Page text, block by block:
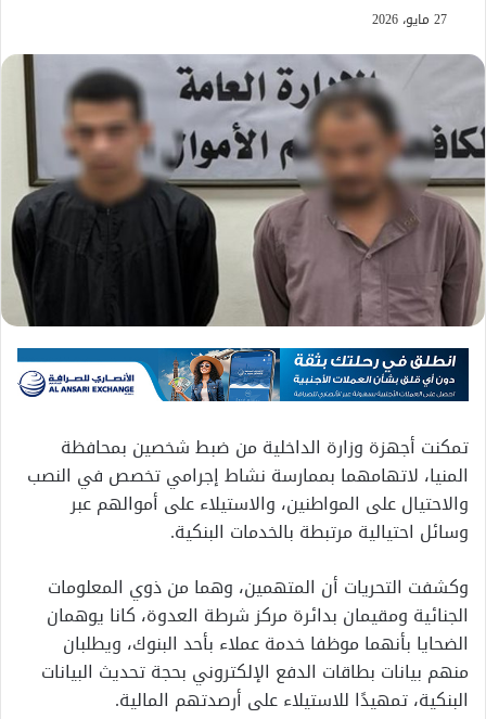
27 مايو، 2026
تمكنت أجهزة وزارة الداخلية من ضبط شخصين بمحافظة
المنيا، لاتهامهما بممارسة نشاط إجرامي تخصص في النصب
والاحتيال على المواطنين، والاستيلاء على أموالهم عبر
وسائل احتيالية مرتبطة بالخدمات البنكية.
وكشفت التحريات أن المتهمين، وهما من ذوي المعلومات
الجنائية ومقيمان بدائرة مركز شرطة العدوة، كانا يوهمان
الضحايا بأنهما موظفا خدمة عملاء بأحد البنوك، ويطلبان
منهم بيانات بطاقات الدفع الإلكتروني بحجة تحديث البيانات
البنكية، تمهيدًا للاستيلاء على أرصدتهم المالية.